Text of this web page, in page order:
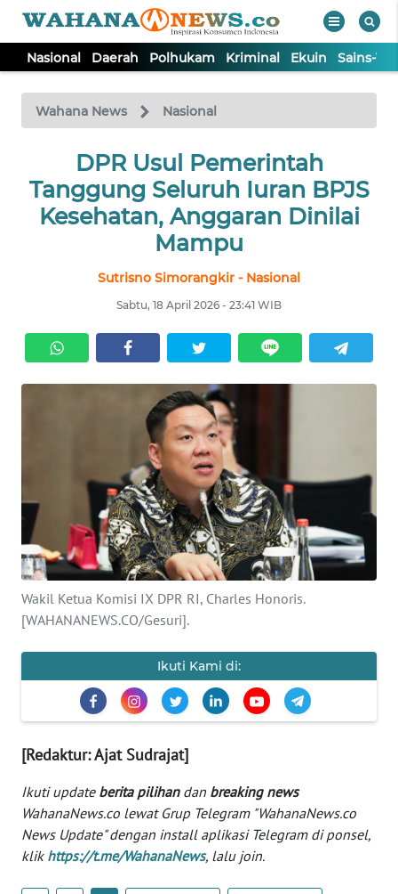
Nasional Daerah Polhukam Kriminal Ekuin Sains-
Wahana News Nasional
DPR Usul Pemerintah
Tanggung Seluruh Iuran BPJS
Kesehatan, Anggaran Dinilai
Mampu
Sutrisno Simorangkir - Nasional
Sabtu, 18 April 2026 - 23:41 WIB
Wakil Ketua Komisi IX DPR RI, Charles Honoris.
[WAHANANEWS.CO/Gesuri].
Ikuti Kami di:
[Redaktur: Ajat Sudrajat]
Ikuti update berita pilihandan breaking news
WahanaNews.co lewat Grup Telegram "WahanaNews.co
News Update" dengan install aplikasi Telegram di ponsel,
klik https://t.me/WahanaNews, lalu join.
TV
Tutup
NASIONAL
DAERAH
EKUIN
INTERNASIONAL
SERBA-SERBI
PENDIDIKAN
OLAHRAGA
EDITORIAL
Informasi
INDEKS
BERITA